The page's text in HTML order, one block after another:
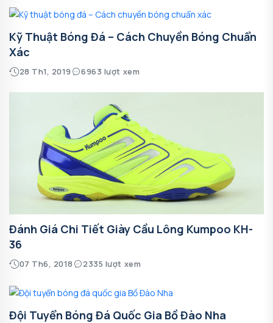
Kỹ Thuật Bóng Đá – Cách Chuyền Bóng Chuẩn
Xác
28 Th1, 2019 6963 lượt xem
Đánh Giá Chi Tiết Giày Cầu Lông Kumpoo KH-
36
07 Th6, 2018 2335 lượt xem
Đội Tuyển Bóng Đá Quốc Gia Bồ Đào Nha